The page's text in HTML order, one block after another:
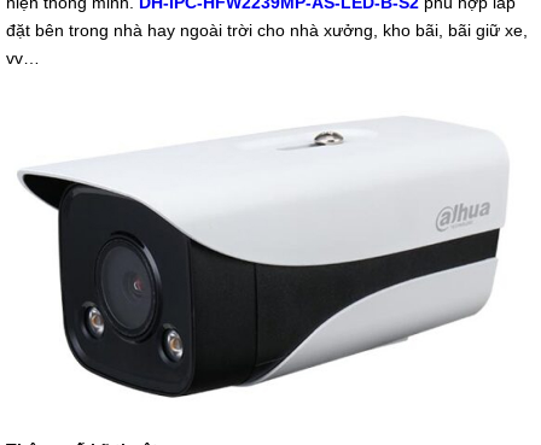
đặt bên trong nhà hay ngoài trời cho nhà xưởng, kho bãi, bãi giữ xe,
vv…